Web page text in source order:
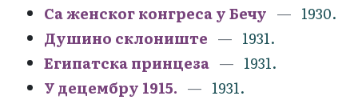
Са женског конгреса у Бечу
1930.
Душино склониште
1931.
Египатска принцеза
1931.
У децембру 1915.
1931.